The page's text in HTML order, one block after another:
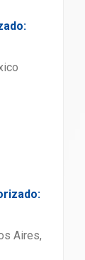
Aires,